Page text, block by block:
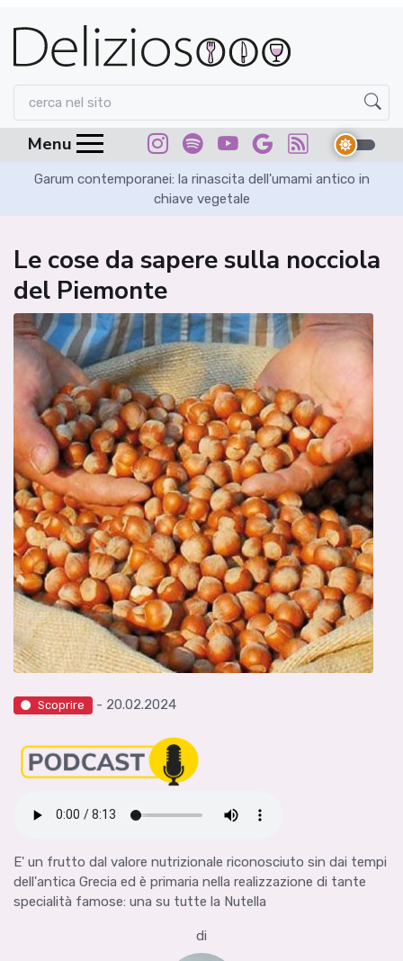
Menu
Garum contemporanei: la rinascita dell'umami antico in
chiave vegetale
Le cose da sapere sulla nocciola
del Piemonte
Scoprire - 20.02.2024
E' un frutto dal valore nutrizionale riconosciuto sin dai tempi
dell'antica Grecia ed è primaria nella realizzazione di tante
specialità famose: una su tutte la Nutella
di